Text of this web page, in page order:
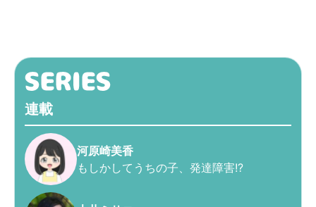
連載
河原崎美香
もしかしてうちの子、発達障害!?